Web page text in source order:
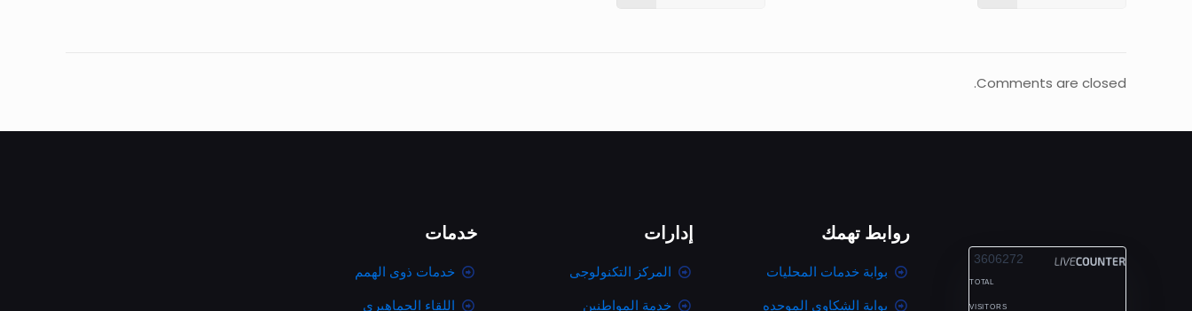
Comments are closed.
3606272
TOTAL
VISITORS
روابط تهمك
بوابة خدمات المحليات
بوابة الشكاوى الموحده
إدارات
المركز التكنولوجى
خدمة المواطنين
خدمات
خدمات ذوى الهمم
اللقاء الجماهيري